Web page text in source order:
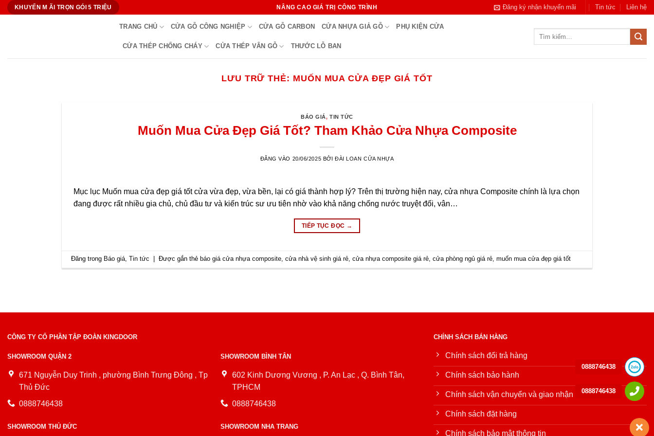
Bỏ
KHUYẾN M ÃI TRỌN GÓI 5 TRIỆU NÂNG CAO GIÁ TRỊ CÔNG TRÌNH Đăng ký nhận khuyến mãi Tin tức Liên hệ
TRANG CHỦ CỬA GỖ CÔNG NGHIỆP CỬA GỖ CARBON CỬA NHỰA GIẢ GỖ PHỤ KIỆN CỬA
CỬA THÉP CHỐNG CHÁY CỬA THÉP VÂN GỖ THƯỚC LỖ BAN
LƯU TRỮ THẺ: MUỐN MUA CỬA ĐẸP GIÁ TỐT
BÁO GIÁ,TIN TỨC
Muốn Mua Cửa Đẹp Giá Tốt? Tham Khảo Cửa Nhựa Composite
ĐĂNG VÀO 20/06/2025 BỞI ĐÀI LOAN CỬA NHỰA
Mục lục Muốn mua cửa đẹp giá tốt cửa vừa đẹp, vừa bền, lại có giá thành hợp lý? Trên thị trường hiện nay, cửa nhựa Composite chính là lựa chọn
đang được rất nhiều gia chủ, chủ đầu tư và kiến trúc sư ưu tiên nhờ vào khả năng chống nước truyệt đối, vân…
TIẾP TỤC ĐỌC →
Đăng trong Báo giá,Tin tức Được gắn thẻ báo giá cửa nhựa composite,cửa nhà vệ sinh giá rẻ,cửa nhựa composite giá rẻ,cửa phòng ngủ giá rẻ,muốn mua cửa đẹp giá tốt
CÔNG TY CỔ PHẦN TẬP ĐOÀN KINGDOOR
SHOWROOM QUẬN 2
671 Nguyễn Duy Trinh , phường Bình Trưng Đông , Tp
Thủ Đức
0888746438
SHOWROOM THỦ ĐỨC
SHOWROOM BÌNH TÂN
602 Kinh Dương Vương , P. An Lạc , Q. Bình Tân,
TPHCM
0888746438
SHOWROOM NHA TRANG
CHÍNH SÁCH BÁN HÀNG
Chính sách đổi trả hàng
Chính sách bảo hành
Chính sách vận chuyển và giao nhận
Chính sách đặt hàng
Chính sách bảo mật thông tin
0888746438
0888746438